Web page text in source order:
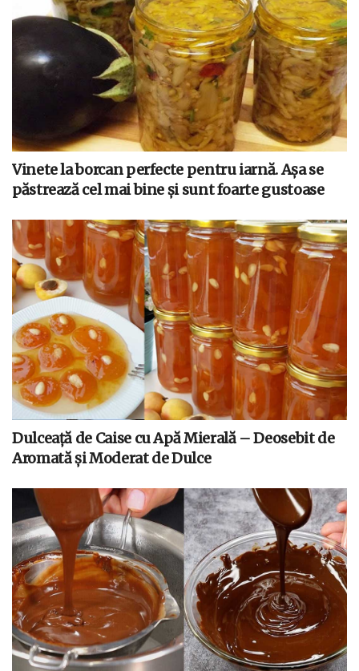
Vinete la borcan perfecte pentru iarnă. Așa se
păstrează cel mai bine și sunt foarte gustoase
Dulceață de Caise cu Apă Mierală – Deosebit de
Aromată și Moderat de Dulce